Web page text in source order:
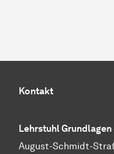
Kontakt
Lehrstuhl
August-Schmidt-